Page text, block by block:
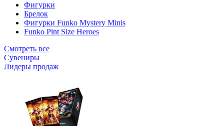
Фигурки
Брелок
Фигурки Funko Mystery Minis
Funko Pint Size Heroes
Смотреть все
Сувениры
Лидеры продаж